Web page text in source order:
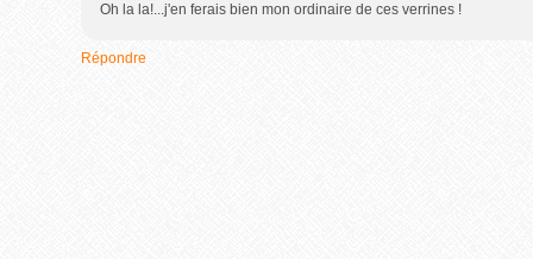
Oh la la!...j'en ferais bien mon ordinaire de ces verrines !
Répondre